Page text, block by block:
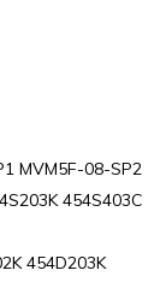
MVM5F-08-SP2
454S403C
454D203K